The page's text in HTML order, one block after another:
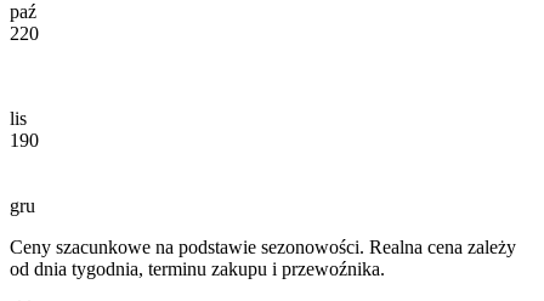
paź
220
lis
190
gru
Ceny szacunkowe na podstawie sezonowości. Realna cena zależy
od dnia tygodnia, terminu zakupu i przewoźnika.